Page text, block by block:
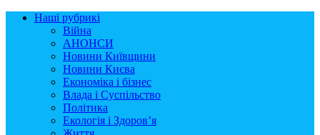
Наші рубрикі
Війна
АНОНСИ
Новини Київщини
Новини Києва
Економіка і бізнес
Влада і Суспільство
Політика
Екологія і Здоров’я